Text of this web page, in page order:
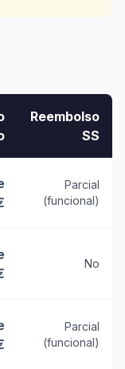
Reembolso
SS
Parcial
(funcional)
No
Parcial
(funcional)